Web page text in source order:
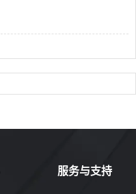
服务与支持